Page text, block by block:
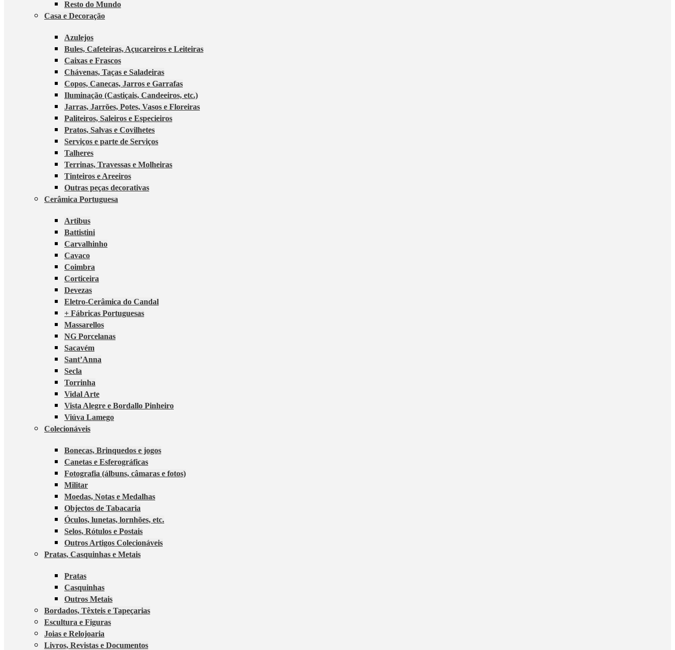
Resto do Mundo
Casa e Decoração
Azulejos
Bules, Cafeteiras, Açucareiros e Leiteiras
Caixas e Frascos
Chávenas, Taças e Saladeiras
Copos, Canecas, Jarros e Garrafas
Iluminação (Castiçais, Candeeiros, etc.)
Jarras, Jarrões, Potes, Vasos e Floreiras
Paliteiros, Saleiros e Especieiros
Pratos, Salvas e Covilhetes
Serviços e parte de Serviços
Talheres
Terrinas, Travessas e Molheiras
Tinteiros e Areeiros
Outras peças decorativas
Cerâmica Portuguesa
Artibus
Battistini
Carvalhinho
Cavaco
Coimbra
Corticeira
Devezas
Eletro-Cerâmica do Candal
+ Fábricas Portuguesas
Massarellos
NG Porcelanas
Sacavém
Sant’Anna
Secla
Torrinha
Vidal Arte
Vista Alegre e Bordallo Pinheiro
Viúva Lamego
Colecionáveis
Bonecas, Brinquedos e jogos
Canetas e Esferográficas
Fotografia (álbuns, câmaras e fotos)
Militar
Moedas, Notas e Medalhas
Objectos de Tabacaria
Óculos, lunetas, lornhões, etc.
Selos, Rótulos e Postais
Outros Artigos Colecionáveis
Pratas, Casquinhas e Metais
Pratas
Casquinhas
Outros Metais
Bordados, Têxteis e Tapeçarias
Escultura e Figuras
Joias e Relojoaria
Livros, Revistas e Documentos